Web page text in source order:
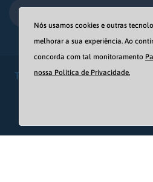
Todos os direitos reservados -
Nós usamos cookies e outras
melhorar a sua experiência. Ao
concorda com tal monitoramento
nossa Política de Privacidade.